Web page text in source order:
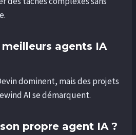
agents IA
dominent, mais des projets
AI se démarquent.
propre agent IA ?